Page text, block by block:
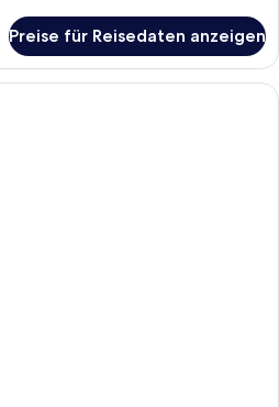
Preise für Reisedaten anzeigen